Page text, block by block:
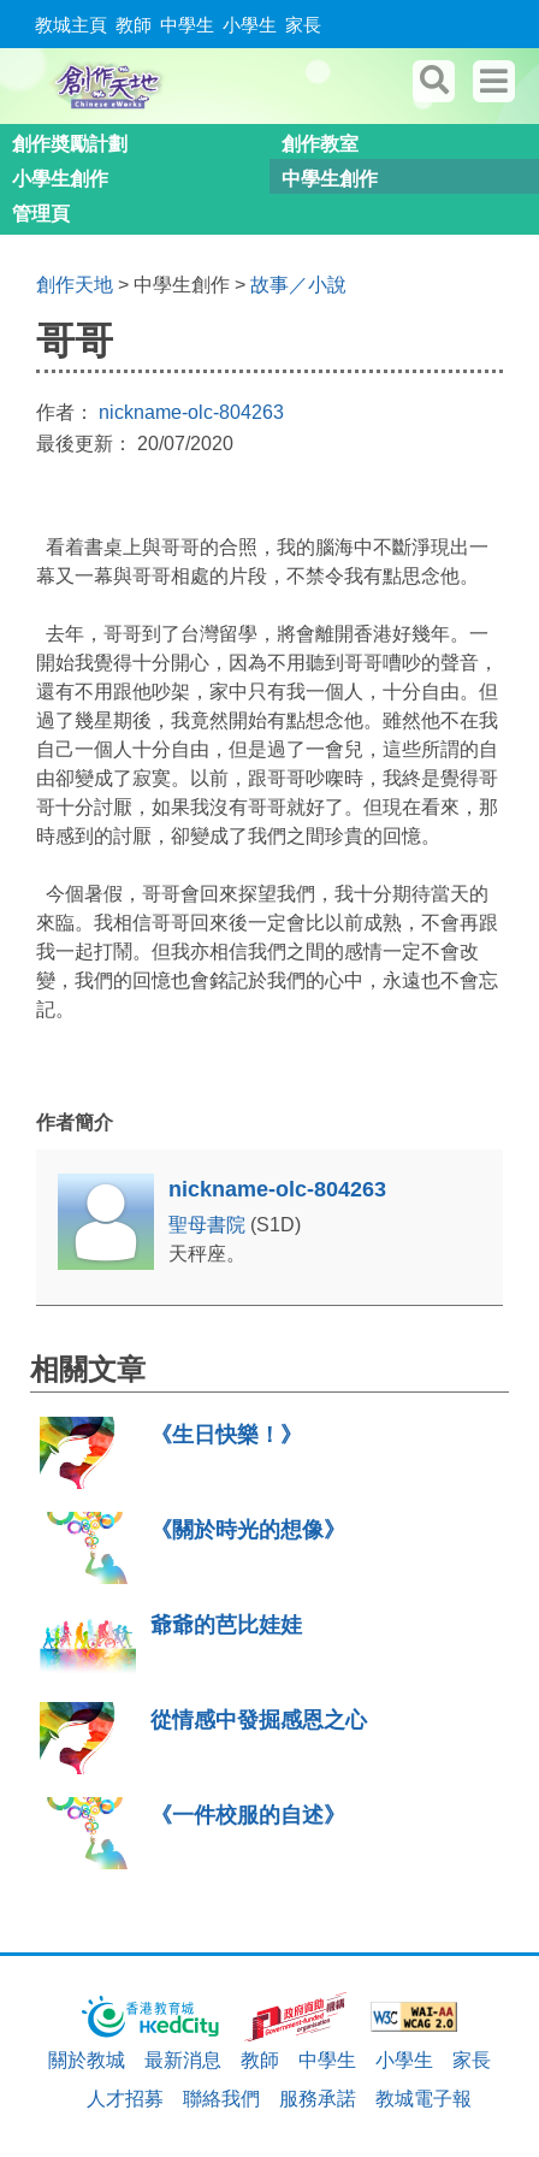
教城主頁 教師 中學生 小學生 家長
創作奬勵計劃
創作教室
小學生創作
中學生創作
管理頁
創作天地 > 中學生創作 > 故事／小說
哥哥
作者： nickname-olc-804263
最後更新： 20/07/2020
看着書桌上與哥哥的合照，我的腦海中不斷淨現出一
幕又一幕與哥哥相處的片段，不禁令我有點思念他。
去年，哥哥到了台灣留學，將會離開香港好幾年。一
開始我覺得十分開心，因為不用聽到哥哥嘈吵的聲音，
還有不用跟他吵架，家中只有我一個人，十分自由。但
過了幾星期後，我竟然開始有點想念他。雖然他不在我
自己一個人十分自由，但是過了一會兒，這些所謂的自
由卻變成了寂寞。以前，跟哥哥吵㗎時，我終是覺得哥
哥十分討厭，如果我沒有哥哥就好了。但現在看來，那
時感到的討厭，卻變成了我們之間珍貴的回憶。
今個暑假，哥哥會回來探望我們，我十分期待當天的
來臨。我相信哥哥回來後一定會比以前成熟，不會再跟
我一起打鬧。但我亦相信我們之間的感情一定不會改
變，我們的回憶也會銘記於我們的心中，永遠也不會忘
記。
作者簡介
nickname-olc-804263
聖母書院 (S1D)
天秤座。
相關文章
《生日快樂！》
《關於時光的想像》
爺爺的芭比娃娃
從情感中發掘感恩之心
《一件校服的自述》
關於教城 最新消息 教師 中學生 小學生
家長
人才招募
聯絡我們 服務承諾 教城電子報